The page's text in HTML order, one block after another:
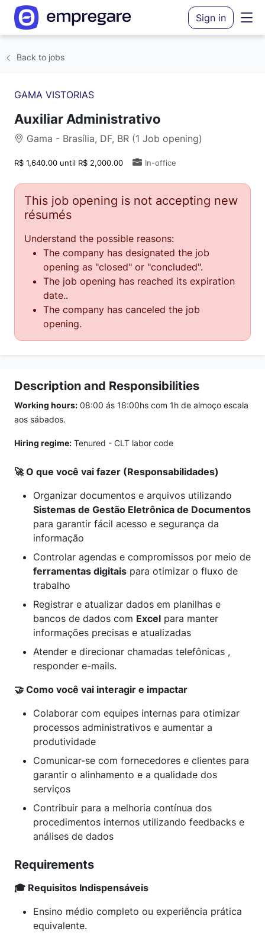
Sign in
Back to jobs
GAMA VISTORIAS
Auxiliar Administrativo
Gama - Brasília, DF, BR (1 Job opening)
R$ 1,640.00 until R$ 2,000.00 In-office
This job opening is not accepting new
résumés
Understand the possible reasons:
The company has designated the job
opening as "closed" or "concluded".
The job opening has reached its expiration
date..
The company has canceled the job
opening.
Description and Responsibilities
Working hours: 08:00 ás 18:00hs com 1h de almoço escala
aos sábados.
Hiring regime: Tenured - CLT labor code
🚀 O que você vai fazer (Responsabilidades)
Organizar documentos e arquivos utilizando
Sistemas de Gestão Eletrônica de Documentos
para garantir fácil acesso e segurança da
informação
Controlar agendas e compromissos por meio de
ferramentas digitais para otimizar o fluxo de
trabalho
Registrar e atualizar dados em planilhas e
bancos de dados com Excel para manter
informações precisas e atualizadas
Atender e direcionar chamadas telefônicas ,
responder e-mails.
🤝 Como você vai interagir e impactar
Colaborar com equipes internas para otimizar
processos administrativos e aumentar a
produtividade
Comunicar-se com fornecedores e clientes para
garantir o alinhamento e a qualidade dos
serviços
Contribuir para a melhoria contínua dos
procedimentos internos utilizando feedbacks e
análises de dados
Requirements
🎓 Requisitos Indispensáveis
Ensino médio completo ou experiência prática
equivalente.